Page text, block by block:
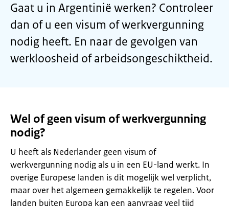
Gaat u in Argentinië werken? Controleer
dan of u een visum of werkvergunning
nodig heeft. En naar de gevolgen van
werkloosheid of arbeidsongeschiktheid.
Wel of geen visum of werkvergunning
nodig?
U heeft als Nederlander geen visum of
werkvergunning nodig als u in een EU-land werkt. In
overige Europese landen is dit mogelijk wel verplicht,
maar over het algemeen gemakkelijk te regelen. Voor
landen buiten Europa kan een aanvraag veel tijd